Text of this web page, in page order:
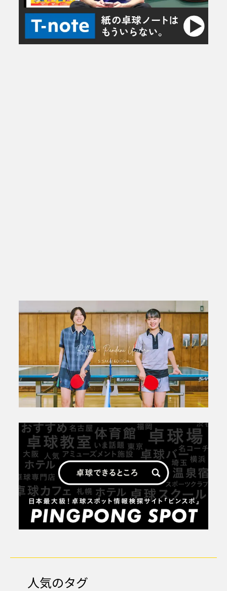
人気のタグ